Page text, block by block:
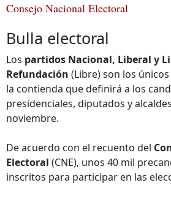
Consejo Nacional Electoral
Bulla electoral
Los partidos Nacional, Liberal y
Refundación (Libre) son los
la contienda que definirá a los
presidenciales, diputados y
noviembre.
De acuerdo con el recuento del
Electoral (CNE), unos 40 mil
inscritos para participar en las